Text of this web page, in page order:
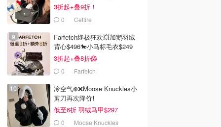
3折起+叠9折！
0 Cettire
Farfetch终极狂欢💥加鹅羽绒
背心$496🐎小马标毛衣$249
3折起+叠8折😱
0 Farfetch
冷空气❄️❌️Moose Knuckles小
剪刀再次降价❗️
低至6折 羽绒马甲$297
0 Moose Knuckles